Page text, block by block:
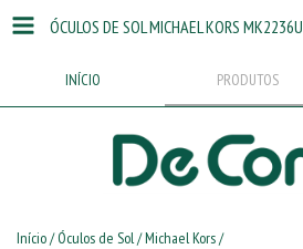
ÓCULOS DE SOL MICHAEL KORS MK2236U
INÍCIO PRODUTOS
Início/ Óculos de Sol/Michael Kors/